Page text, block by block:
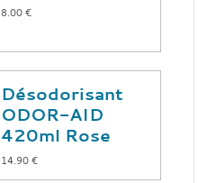
8.00 €
Désodorisant
ODOR-AID
420ml Rose
14.90 €